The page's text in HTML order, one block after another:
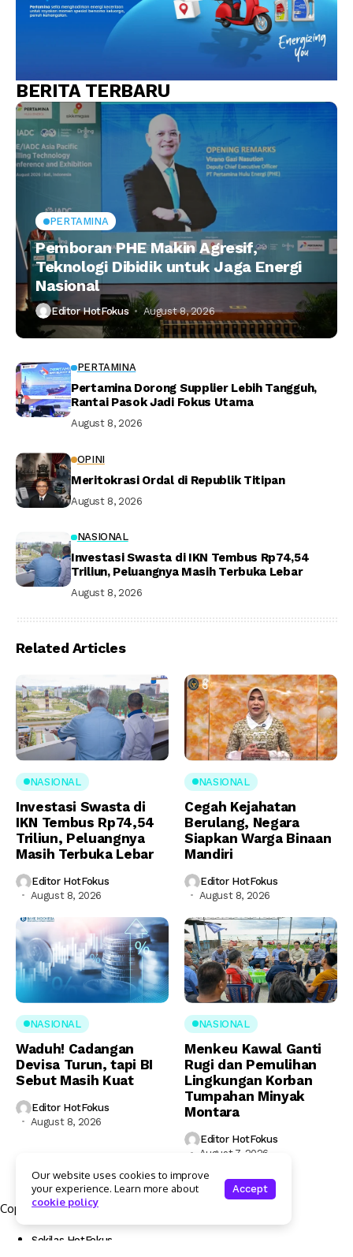
BERITA TERBARU
PERTAMINA
Pemboran PHE Makin Agresif,
Teknologi Dibidik untuk Jaga Energi
Nasional
Editor HotFokus August 8, 2026
PERTAMINA
Pertamina Dorong Supplier Lebih Tangguh,
Rantai Pasok Jadi Fokus Utama
August 8, 2026
OPINI
Meritokrasi Ordal di Republik Titipan
August 8, 2026
NASIONAL
Investasi Swasta di IKN Tembus Rp74,54
Triliun, Peluangnya Masih Terbuka Lebar
August 8, 2026
Related Articles
NASIONAL
Investasi Swasta di
IKN Tembus Rp74,54
Triliun, Peluangnya
Masih Terbuka Lebar
Editor HotFokus
August 8, 2026
NASIONAL
Cegah Kejahatan
Berulang, Negara
Siapkan Warga Binaan
Mandiri
Editor HotFokus
August 8, 2026
NASIONAL
Waduh! Cadangan
Devisa Turun, tapi BI
Sebut Masih Kuat
Editor HotFokus
August 8, 2026
NASIONAL
Menkeu Kawal Ganti
Rugi dan Pemulihan
Lingkungan Korban
Tumpahan Minyak
Montara
Editor HotFokus
August 7, 2026
Copyright © 2025 Hotfokus.com | All rights reserved
Sekilas HotFokus
Our website uses cookies to improve
your experience. Learn more about
cookie policy
Accept